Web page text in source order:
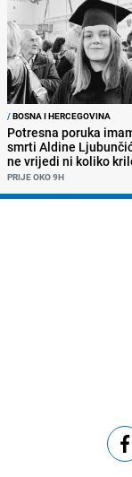
/BOSNA I HERCEGOVINA
Potresna poruka
smrti Aldine
ne vrijedi ni koliko
PRIJE OKO 9H